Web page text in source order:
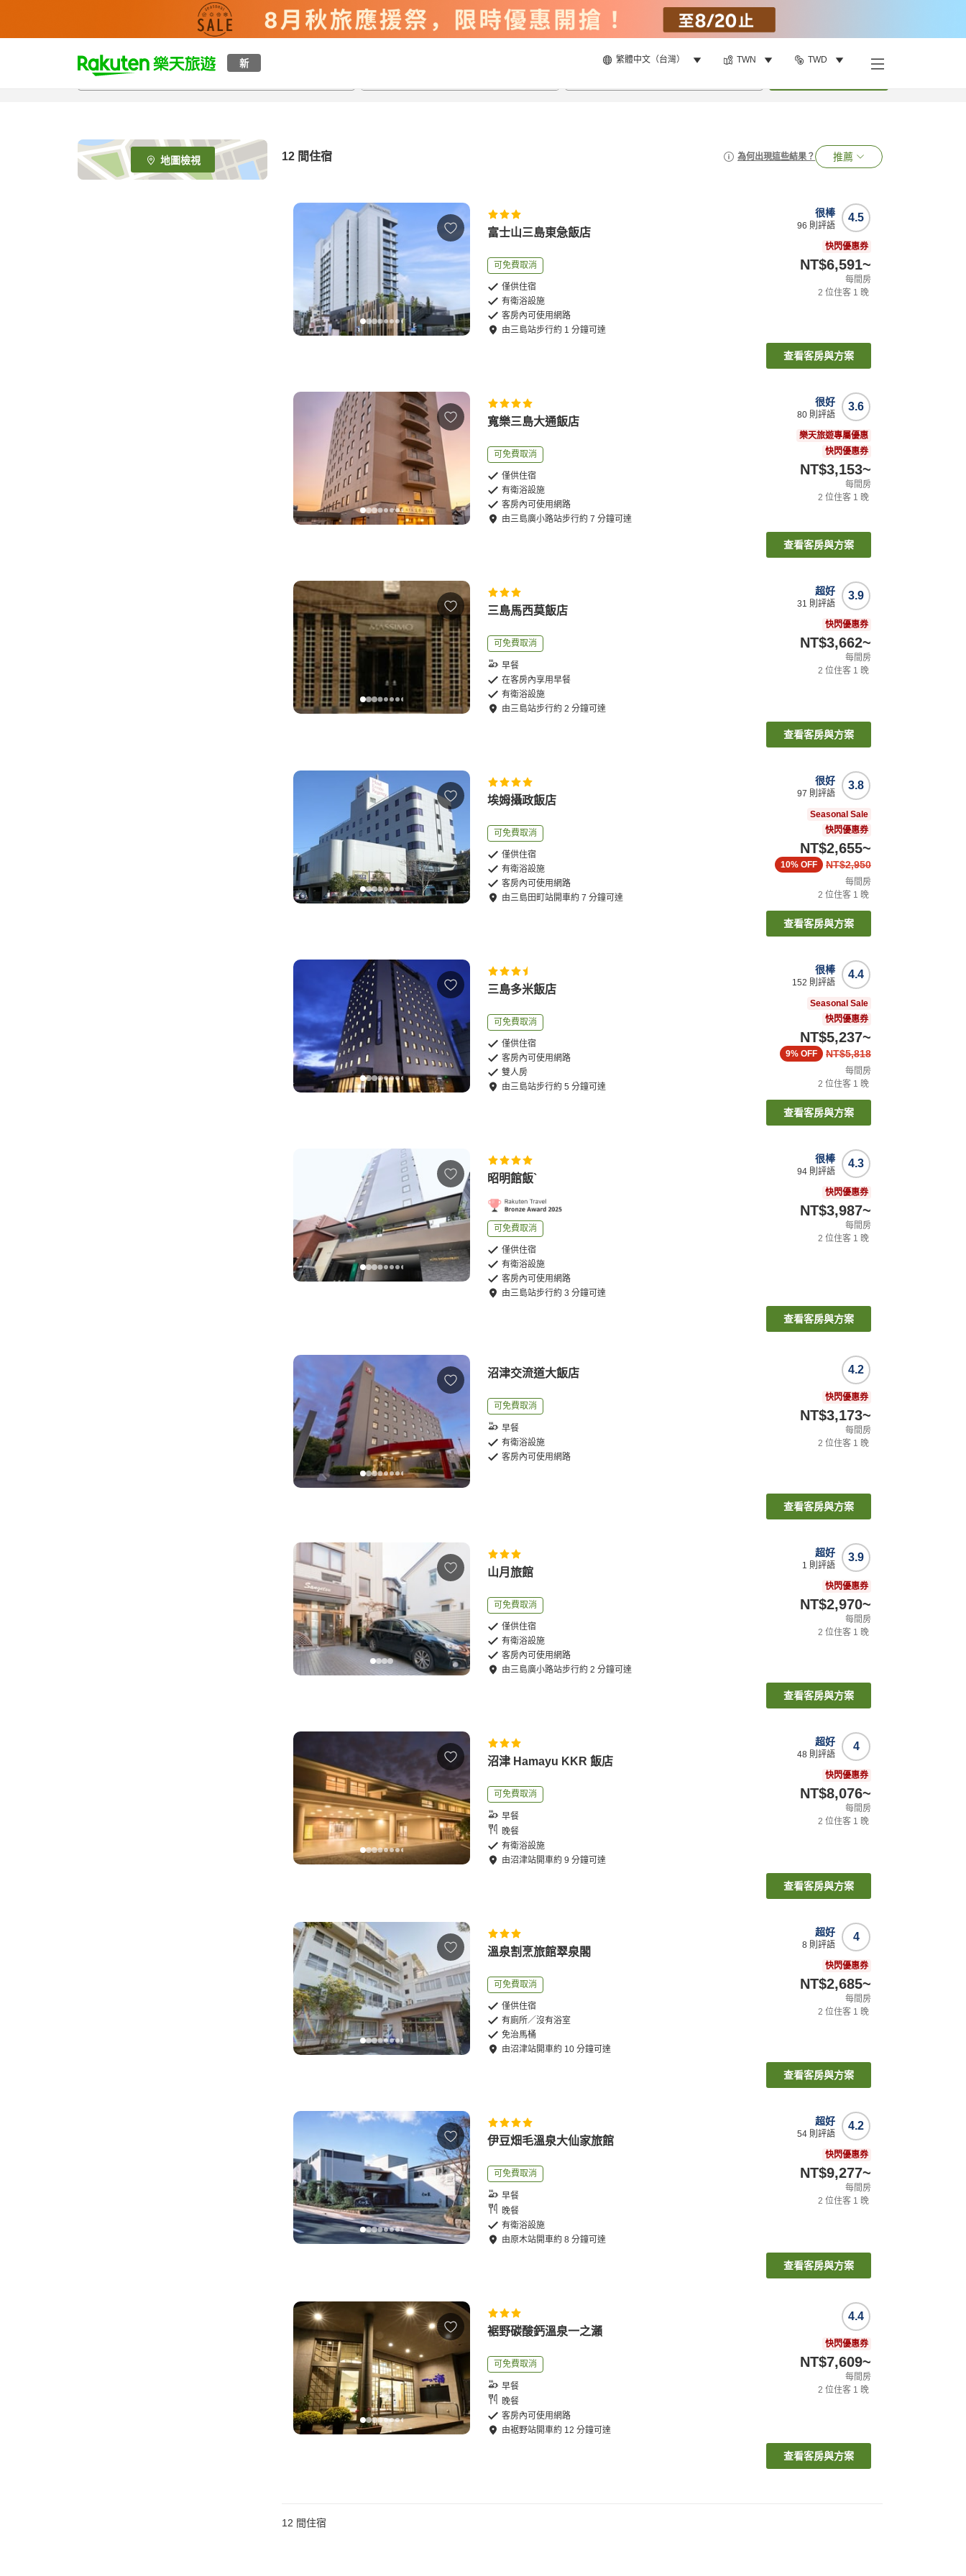
新 繁體中文（台灣） TWN TWD
t
p
e
_
s
地圖檢視 12 間住宿 為何出現這些結果？ 推薦
富士山三島東急飯店
可免費取消
僅供住宿
有衛浴設施
客房內可使用網路
由三島站步行約 1 分鐘可達
4.5
很棒
96 則評語
快閃優惠券
NT$6,591~
每間房
2 位住客 1 晚
查看客房與方案
寬樂三島大通飯店
可免費取消
僅供住宿
有衛浴設施
客房內可使用網路
由三島廣小路站步行約7 分鐘可達
3.6
很好
80 則評語
樂天旅遊專屬優惠
快閃優惠券
NT$3,153~
每間房
2 位住客 1 晚
查看客房與方案
三島馬西莫飯店
可免費取消
早餐
在客房內享用早餐
有衛浴設施
由三島站步行約2 分鐘可達
3.9
超好
31 則評語
快閃優惠券
NT$3,662~
每間房
2 位住客 1 晚
查看客房與方案
埃姆攝政飯店
可免費取消
僅供住宿
有衛浴設施
客房內可使用網路
由三島田町站開車約7 分鐘可達
3.8
很好
97 則評語
Seasonal Sale
快閃優惠券
NT$2,655~
NT$2,950
10% OFF
每間房
2 位住客 1 晚
查看客房與方案
三島多米飯店
可免費取消
僅供住宿
客房內可使用網路
雙人房
由三島站步行約5 分鐘可達
4.4
很棒
152 則評語
Seasonal Sale
快閃優惠券
NT$5,237~
NT$5,818
9% OFF
每間房
2 位住客 1 晚
查看客房與方案
昭明館飯`
可免費取消
僅供住宿
有衛浴設施
客房內可使用網路
由三島站步行約3 分鐘可達
4.3
很棒
94 則評語
快閃優惠券
NT$3,987~
每間房
2 位住客 1 晚
查看客房與方案
沼津交流道大飯店
可免費取消
早餐
有衛浴設施
客房內可使用網路
4.2
快閃優惠券
NT$3,173~
每間房
2 位住客 1 晚
查看客房與方案
山月旅館
可免費取消
僅供住宿
有衛浴設施
客房內可使用網路
由三島廣小路站步行約2 分鐘可達
3.9
超好
1 則評語
快閃優惠券
NT$2,970~
每間房
2 位住客 1 晚
查看客房與方案
沼津 Hamayu KKR 飯店
可免費取消
早餐
晚餐
有衛浴設施
由沼津站開車約9 分鐘可達
4
超好
48 則評語
快閃優惠券
NT$8,076~
每間房
2 位住客 1 晚
查看客房與方案
溫泉割烹旅館翠泉閣
可免費取消
僅供住宿
有廁所／沒有浴室
免治馬桶
由沼津站開車約 10 分鐘可達
4
超好
8 則評語
快閃優惠券
NT$2,685~
每間房
2 位住客 1 晚
查看客房與方案
伊豆畑毛溫泉大仙家旅館
可免費取消
早餐
晚餐
有衛浴設施
由原木站開車約8 分鐘可達
4.2
超好
54 則評語
快閃優惠券
NT$9,277~
每間房
2 位住客 1 晚
查看客房與方案
裾野碳酸鈣溫泉一之瀨
可免費取消
早餐
晚餐
客房內可使用網路
由裾野站開車約 12 分鐘可達
4.4
快閃優惠券
NT$7,609~
每間房
2 位住客 1 晚
查看客房與方案
12 間住宿